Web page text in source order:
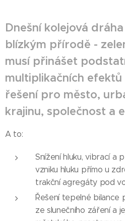
Dnešní kolejová
blízkým přírodě -
musí přinášet
multiplikačních
řešení pro město,
krajinu, společnost a
A to:
Snížení hluku, vibrací a
vzniku hluku přímo u
trakční agregáty pod
Řešení tepelné bilance
ze slunečního záření a